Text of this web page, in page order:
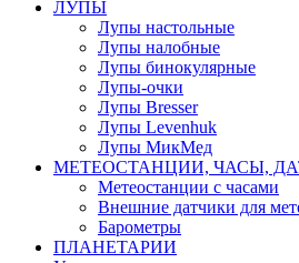
ЛУПЫ
Лупы настольные
Лупы налобные
Лупы бинокулярные
Лупы-очки
Лупы Bresser
Лупы Levenhuk
Лупы МикМед
МЕТЕОСТАНЦИИ, ЧАСЫ,
Метеостанции с часами
Внешние датчики для
Барометры
ПЛАНЕТАРИИ